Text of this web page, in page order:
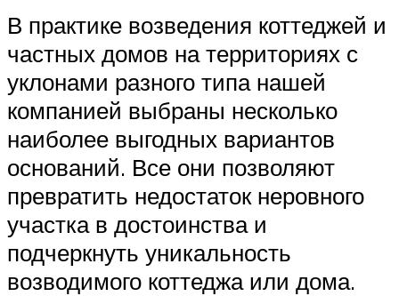
В практике возведения коттеджей и
частных домов на территориях с
уклонами разного типа нашей
компанией выбраны несколько
наиболее выгодных вариантов
оснований. Все они позволяют
превратить недостаток неровного
участка в достоинства и
подчеркнуть уникальность
возводимого коттеджа или дома.